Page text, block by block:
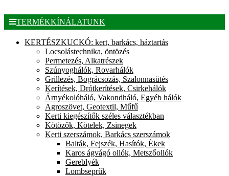
TERMÉKKÍNÁLATUNK
KERTÉSZKUCKÓ: kert, barkács, háztartás
Locsolástechnika, öntözés
Permetezés, Alkatrészek
Szúnyoghálók, Rovarhálók
Grillezés, Bográcsozás, Szalonnasütés
Kerítések, Drótkerítések, Csirkehálók
Árnyékolóháló, Vakondháló, Egyéb hálók
Agroszövet, Geotextil, Műfű
Kerti kiegészítők széles választékban
Kötözők, Kötelek, Zsinegek
Kerti szerszámok, Barkács szerszámok
Balták, Fejszék, Hasítók, Ékek
Karos ágvágó ollók, Metszőollók
Gereblyék
Lombseprűk